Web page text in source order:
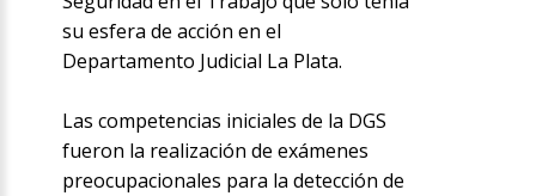
su esfera de acción en el
Departamento Judicial La Plata.
Las competencias iniciales de la DGS
fueron la realización de exámenes
preocupacionales para la detección de